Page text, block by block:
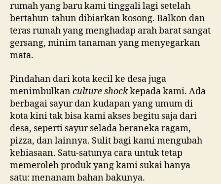
rumah yang baru kami tinggali lagi setelah
bertahun-tahun dibiarkan kosong. Balkon dan
teras rumah yang menghadap arah barat sangat
gersang, minim tanaman yang menyegarkan
mata.
Pindahan dari kota kecil ke desa juga
menimbulkanculture shockkepada kami. Ada
berbagai sayur dan kudapan yang umum di
kota kini tak bisa kami akses begitu saja dari
desa, seperti sayur selada beraneka ragam,
pizza, dan lainnya. Sulit bagi kami mengubah
kebiasaan. Satu-satunya cara untuk tetap
memeroleh produk yang kami sukai hanya
satu: menanam bahan bakunya.